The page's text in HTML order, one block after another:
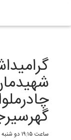
ساعت ۱۹:۱۵ دو شنبه ۸ تیر ۱۴۰۵